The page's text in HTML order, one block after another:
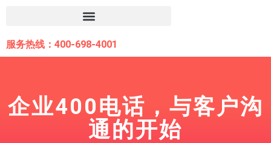
内
容
服务热线：400-698-4001
企业400电话，与客户沟
通的开始